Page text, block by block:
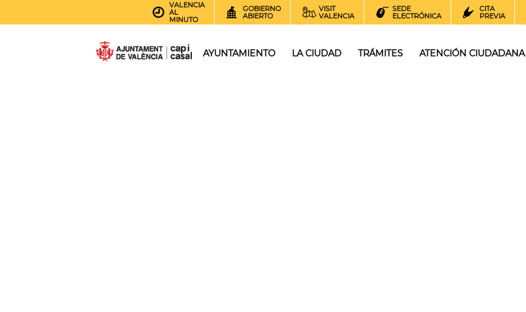
VALENCIA
AL
MINUTO
GOBIERNO
ABIERTO
VISIT
VALENCIA
SEDE
ELECTRÓNICA
CITA
PREVIA
AYUNTAMIENTO LA CIUDAD TRÁMITES ATENCIÓN CIUDADANA